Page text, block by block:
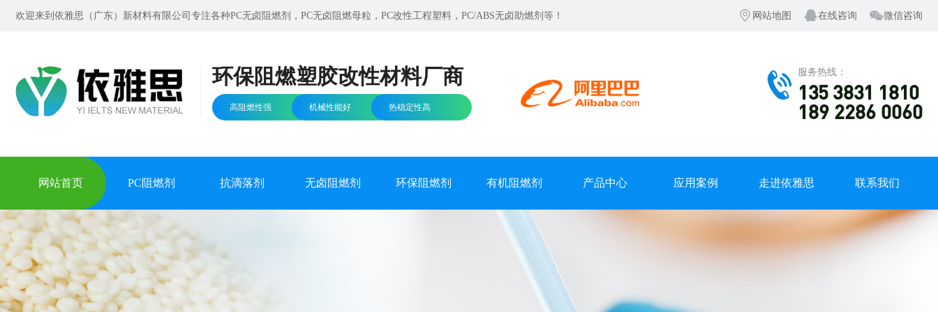
欢迎来到依雅思（广东）新材料有限公司专注各种PC无卤阻燃剂，PC无卤阻燃母粒，PC改性工程塑料，PC/ABS无卤助燃剂等！ 网站地图 在线咨询 微信咨询
环保阻燃塑胶改性材料厂商
高阻燃性强 机械性能好 热稳定性高
服务热线：
135 3831 1810
189 2286 0060
网站首页 PC阻燃剂 抗滴落剂 无卤阻燃剂 环保阻燃剂 有机阻燃剂 产品中心 应用案例 走进依雅思 联系我们